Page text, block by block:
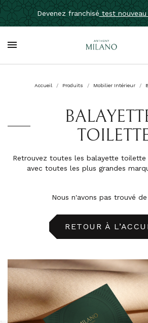
Devenez franchisé test

Accueil Produits Mobilier Intérieur
Retrouvez toutes les balayette toilette
avec toutes les plus grandes
Nous n'avons pas trouvé
RETOUR À